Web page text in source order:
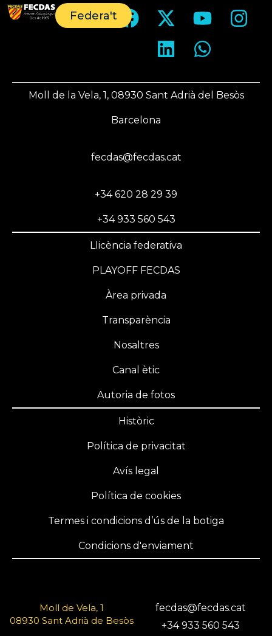
Federa't
Moll de la Vela, 1, 08930 Sant Adrià del Besòs
Barcelona
fecdas@fecdas.cat
+34 620 28 29 39
+34 933 560 543
Llicència federativa
PLAYOFF FECDAS
Àrea privada
Transparència
Nosaltres
Canal ètic
Autoria de fotos
Històric
Política de privacitat
Avís legal
Política de cookies
Termes i condicions d’ús de la botiga
Condicions d'enviament
Moll de Vela, 1
08930 Sant Adrià de Besòs
fecdas@fecdas.cat
+34 933 560 543